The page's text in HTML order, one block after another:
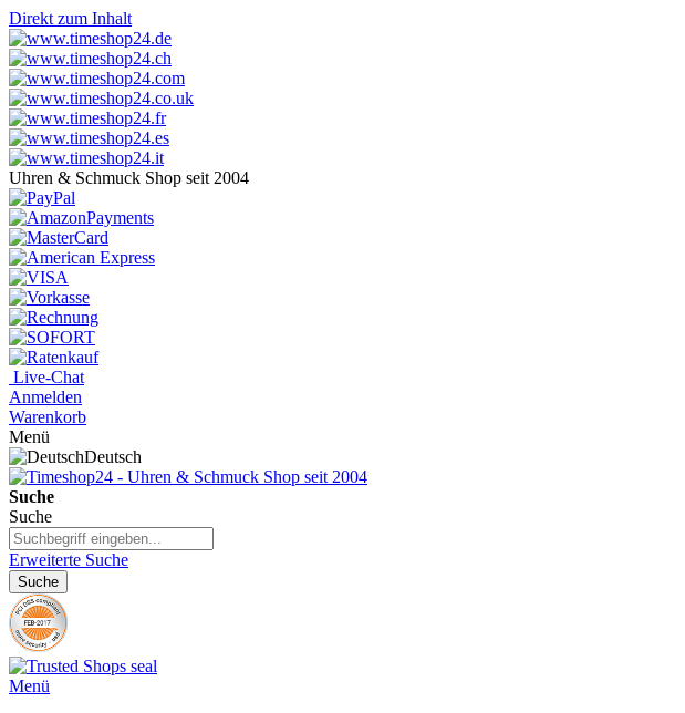
Direkt zum Inhalt
Uhren & Schmuck Shop seit 2004
Live-Chat
Anmelden
Warenkorb
Menü
Deutsch
Suche
Suche
Erweiterte Suche
Suche
Menü